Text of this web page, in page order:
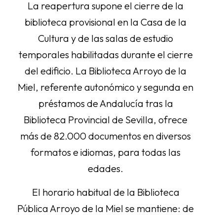
La reapertura supone el cierre de la
biblioteca provisional en la Casa de la
Cultura y de las salas de estudio
temporales habilitadas durante el cierre
del edificio. La Biblioteca Arroyo de la
Miel, referente autonómico y segunda en
préstamos de Andalucía tras la
Biblioteca Provincial de Sevilla, ofrece
más de 82.000 documentos en diversos
formatos e idiomas, para todas las
edades.
El horario habitual de la Biblioteca
Pública Arroyo de la Miel se mantiene: de